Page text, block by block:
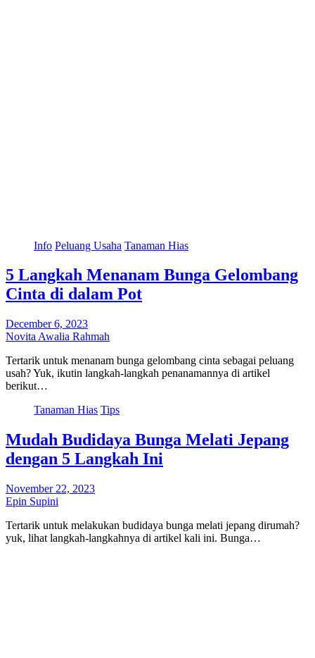
Info Peluang Usaha Tanaman Hias
5 Langkah Menanam Bunga Gelombang
Cinta di dalam Pot
December 6, 2023
Novita Awalia Rahmah
Tertarik untuk menanam bunga gelombang cinta sebagai peluang
usah? Yuk, ikutin langkah-langkah penanamannya di artikel
berikut…
Tanaman Hias Tips
Mudah Budidaya Bunga Melati Jepang
dengan 5 Langkah Ini
November 22, 2023
Epin Supini
Tertarik untuk melakukan budidaya bunga melati jepang dirumah?
yuk, lihat langkah-langkahnya di artikel kali ini. Bunga…